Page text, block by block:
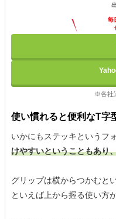
毎
※各社
使い慣れると便利なT字
いかにもステッキというフ
けやすいということもあり
グリップは横からつかむと
といえば上から握る使い方